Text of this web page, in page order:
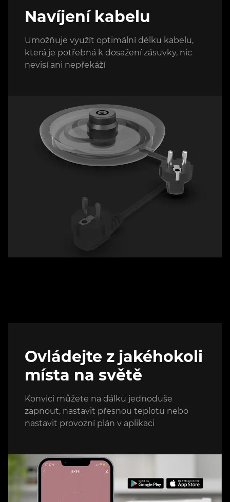
Navíjení kabelu
Umožňuje využít optimální délku kabelu,
která je potřebná k dosažení zásuvky, nic
nevisí ani nepřekáží
Ovládejte z jakéhokoli
místa na světě
Konvici můžete na dálku jednoduše
zapnout, nastavit přesnou teplotu nebo
nastavit provozní plán v aplikaci